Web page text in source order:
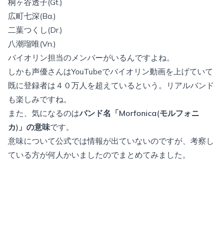
広町七深(Ba.)
二葉つくし(Dr.)
八潮瑠唯(Vn.)
バイオリン担当のメンバーがいるんですよね。
しかも声優さんはYouTubeでバイオリン動画を上げていて
既に登録者は４０万人を超えているという。リアルバンド
も楽しみですね。
また、気になるのはバンド名「Morfonica(モルフォニ
カ)」の意味です。
意味について公式では情報が出ていないのですが、考察し
ている方が何人かいましたのでまとめてみました。